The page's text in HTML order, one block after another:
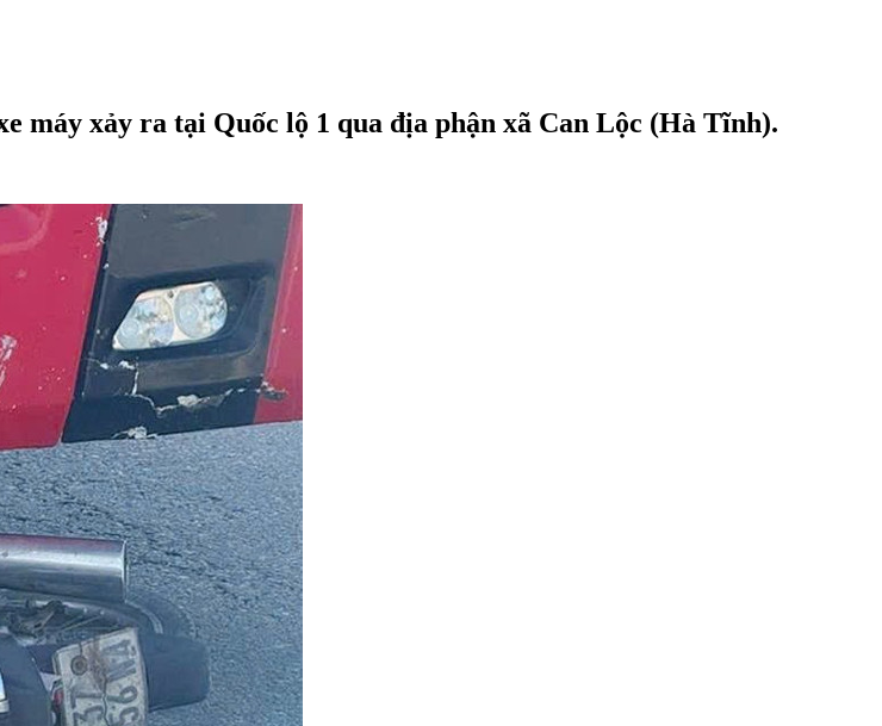
máy xảy ra tại Quốc lộ 1 qua địa phận xã Can Lộc (Hà Tĩnh).